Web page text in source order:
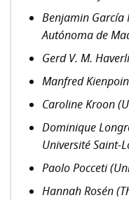
Benjamin García
Autónoma de
Gerd V. M.
Manfred
Caroline Kroon
Dominique
Université Saint-
Paolo Pocceti
Hannah Rosén